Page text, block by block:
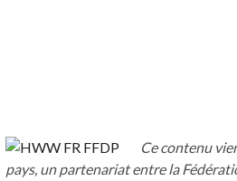
Ce contenu
pays, un partenariat entre la